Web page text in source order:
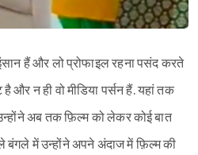
हैं और लो प्रोफाइल रहना पसंद करते
और न ही वो मीडिया पर्सन हैं. यहां तक
अब तक फ़िल्म को लेकर कोई बात
बंगले में उन्होंने अपने अंदाज में फ़िल्म की